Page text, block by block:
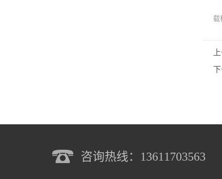
载
咨询热线：13611703563